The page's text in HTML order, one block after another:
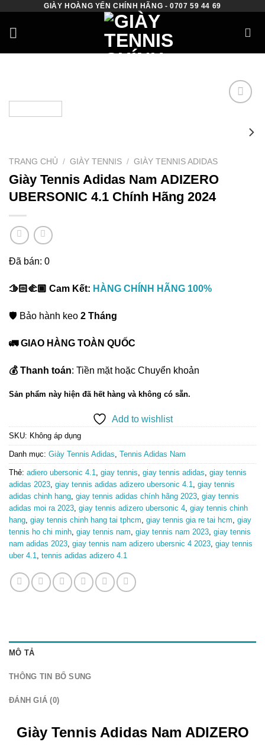
content
GIÀY HOÀNG YẾN CHÍNH HÃNG - 0707 59 44 69
TRANG CHỦ / GIÀY TENNIS / GIÀY TENNIS ADIDAS
Giày Tennis Adidas Nam ADIZERO
UBERSONIC 4.1 Chính Hãng 2024
Đã bán: 0
🫱🏻‍🫲🏾 Cam Kết: HÀNG CHÍNH HÃNG 100%
🛡️ Bảo hành keo 2 Tháng
🚛 GIAO HÀNG TOÀN QUỐC
💰 Thanh toán: Tiền mặt hoặc Chuyển khoản
Sản phẩm này hiện đã hết hàng và không có sẵn.
Add to wishlist
SKU: Không áp dụng
Danh mục: Giày Tennis Adidas, Tennis Adidas Nam
Thẻ: adiero ubersonic 4.1, giay tennis, giay tennis adidas, giay tennis
adidas 2023, giay tennis adidas adizero ubersonic 4.1, giay tennis
adidas chinh hang, giay tennis adidas chính hãng 2023, giay tennis
adidas moi ra 2023, giay tennis adizero ubersonic 4, giay tennis chinh
hang, giay tennis chinh hang tai tphcm, giay tennis gia re tai hcm, giay
tennis ho chi minh, giay tennis nam, giay tennis nam 2023, giay tennis
nam adidas 2023, giay tennis nam adizero ubersnic 4 2023, giay tennis
uber 4.1, tennis adidas adizero 4.1
MÔ TẢ
THÔNG TIN BỔ SUNG
ĐÁNH GIÁ (0)
Giày Tennis Adidas Nam ADIZERO